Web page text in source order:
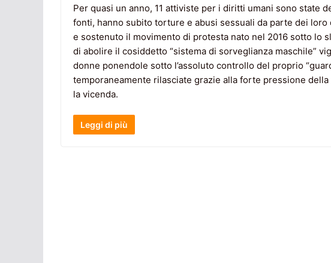
Per quasi un anno, 11 attiviste per i diritti umani sono state
fonti, hanno subito torture e abusi sessuali da parte dei loro
e sostenuto il movimento di protesta nato nel 2016 sotto lo
di abolire il cosiddetto “sistema di sorveglianza maschile”
donne ponendole sotto l’assoluto controllo del proprio
temporaneamente rilasciate grazie alla forte pressione
la vicenda.
Leggi di più